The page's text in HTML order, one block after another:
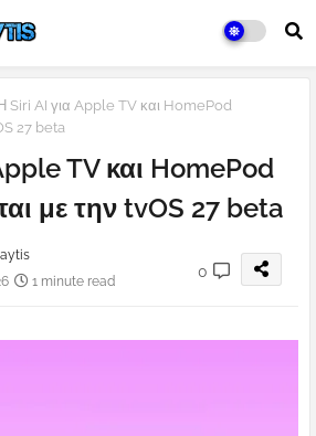
Η Siri AI για Apple TV και HomePod
27 beta
TV και HomePod
με την tvOS 27 beta
1 minute read
0